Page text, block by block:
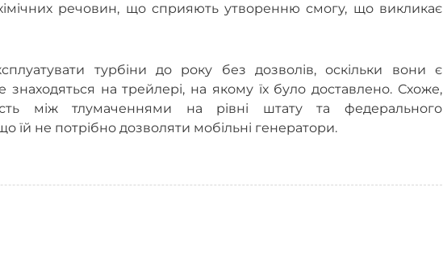
речовин, що сприяють утворенню смогу, що викликає
турбіни до року без дозволів, оскільки вони є
на трейлері, на якому їх було доставлено. Схоже,
між тлумаченнями на рівні штату та федерального
їй не потрібно дозволяти мобільні генератори.